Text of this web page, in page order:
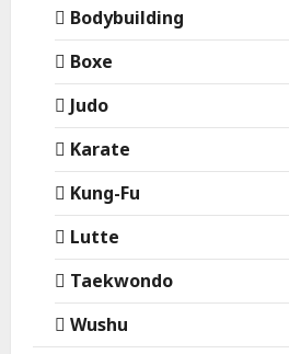
Bodybuilding
Boxe
Judo
Karate
Kung-Fu
Lutte
Taekwondo
Wushu